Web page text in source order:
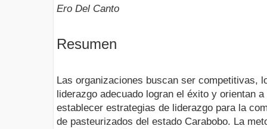
Ero Del Canto
Resumen
Las organizaciones buscan ser competitivas,
liderazgo adecuado logran el éxito y orientan
establecer estrategias de liderazgo para la
de pasteurizados del estado Carabobo. La